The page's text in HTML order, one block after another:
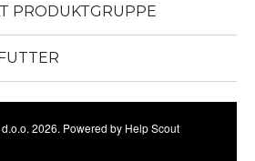
PRODUKTGRUPPE
2026. Powered by Help Scout